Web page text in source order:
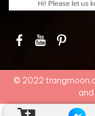
© 2022
and